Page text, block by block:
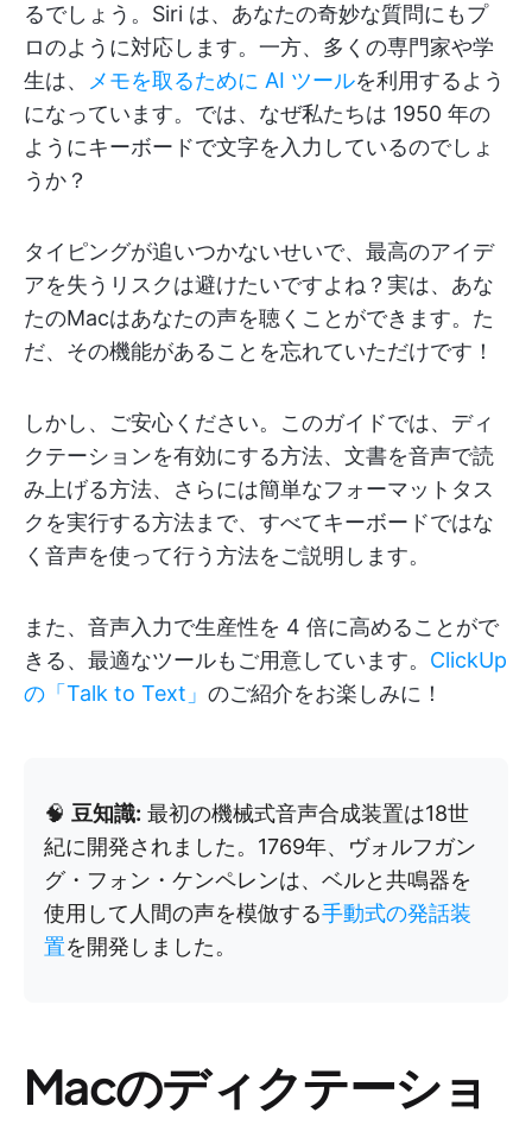
るでしょう。Siri は、あなたの奇妙な質問にもプ
ロのように対応します。一方、多くの専門家や学
生は、
メモを取るために AI ツールを利用するよう
になっています。では、なぜ私たちは 1950 年の
ようにキーボードで文字を入力しているのでしょ
うか？
タイピングが追いつかないせいで、最高のアイデ
アを失うリスクは避けたいですよね？実は、あな
たのMacはあなたの声を聴くことができます。た
だ、その機能があることを忘れていただけです！
しかし、ご安心ください。このガイドでは、ディ
クテーションを有効にする方法、文書を音声で読
み上げる方法、さらには簡単なフォーマットタス
クを実行する方法まで、すべてキーボードではな
く音声を使って行う方法をご説明します。
また、音声入力で生産性を 4 倍に高めることがで
きる、最適なツールもご用意しています。 ClickUp
の「Talk to Text」 のご紹介をお楽しみに！
🧠 豆知識: 最初の機械式音声合成装置は18世
紀に開発されました。1769年、ヴォルフガン
グ・フォン・ケンペレンは、ベルと共鳴器を
使用して人間の声を模倣する手動式の発話装
置を開発しました。
Macのディクテーショ